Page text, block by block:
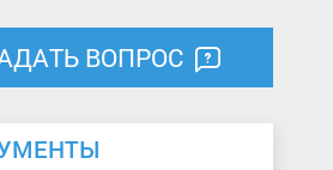
ВОПРОС